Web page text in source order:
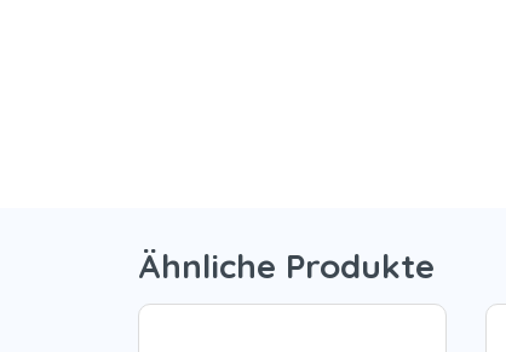
Ähnliche Produkte